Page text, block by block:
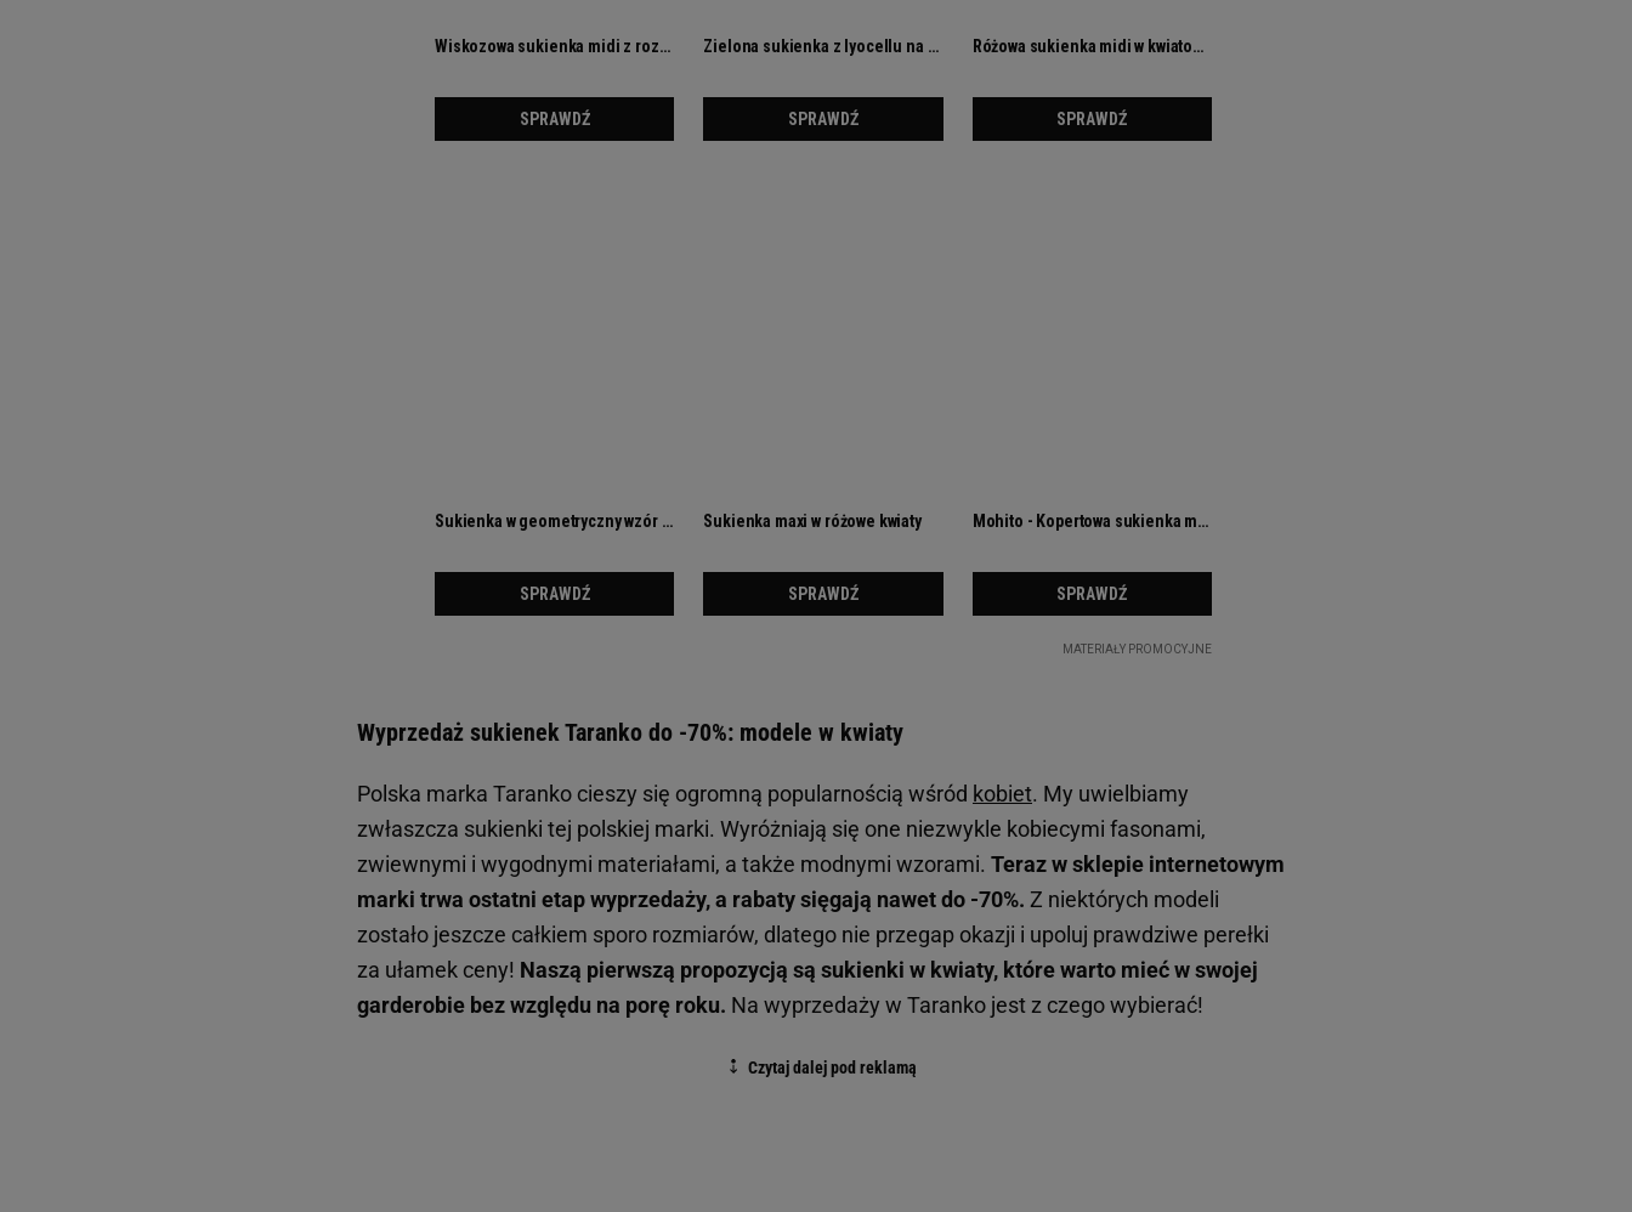
Wyprzedaż sukienek Taranko do -70%: modele w kwiaty
Polska marka Taranko cieszy się ogromną popularnością wśród kobiet. My uwielbiamy
zwłaszcza sukienki tej polskiej marki. Wyróżniają się one niezwykle kobiecymi fasonami,
zwiewnymi i wygodnymi materiałami, a także modnymi wzorami. Teraz w sklepie internetowym
marki trwa ostatni etap wyprzedaży, a rabaty sięgają nawet do -70%. Z niektórych modeli
zostało jeszcze całkiem sporo rozmiarów, dlatego nie przegap okazji i upoluj prawdziwe perełki
za ułamek ceny! Naszą pierwszą propozycją są sukienki w kwiaty, które warto mieć w swojej
garderobie bez względu na porę roku. Na wyprzedaży w Taranko jest z czego wybierać!